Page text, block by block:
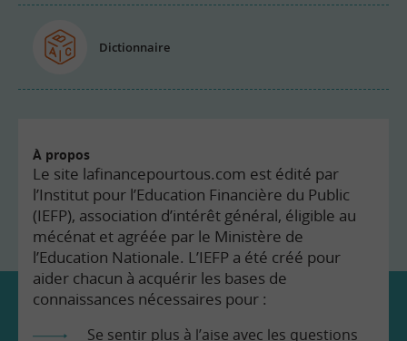
Dictionnaire
À propos
Le site lafinancepourtous.com est édité par
l’Institut pour l’Education Financière du Public
(IEFP), association d’intérêt général, éligible au
mécénat et agréée par le Ministère de
l’Education Nationale. L’IEFP a été créé pour
aider chacun à acquérir les bases de
connaissances nécessaires pour :
Se sentir plus à l’aise avec les questions